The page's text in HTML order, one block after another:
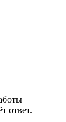
ответ.